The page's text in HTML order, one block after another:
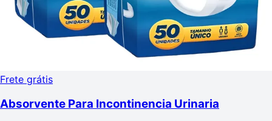
Frete grátis
Absorvente Para Incontinencia Urinaria